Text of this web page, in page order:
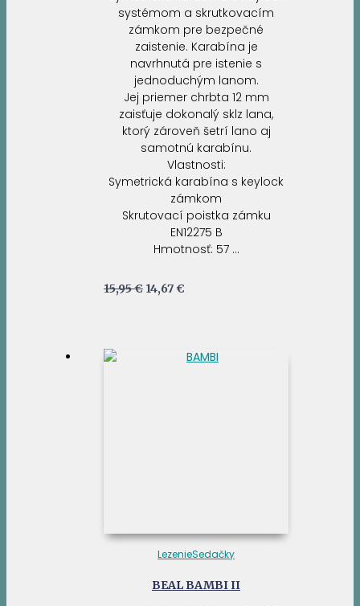
systémom a skrutkovacím
zámkom pre bezpečné
zaistenie. Karabína je
navrhnutá pre istenie s
jednoduchým lanom.
Jej priemer chrbta 12 mm
zaisťuje dokonalý sklz lana,
ktorý zároveň šetrí lano aj
samotnú karabínu.
Vlastnosti:
Symetrická karabína s keylock
zámkom
Skrutovací poistka zámku
EN12275 B
Hmotnosť: 57 …
15,95€ Pôvodná
14,67 €
LezenieSedačky
BEAL BAMBI II